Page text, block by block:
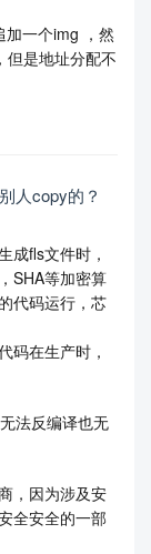
加一个img ，然
但是地址分配不
人copy的？
成fls文件时，
SHA等加密算
代码运行，芯
码在生产时，
法反编译也无
，因为涉及安
全安全的一部